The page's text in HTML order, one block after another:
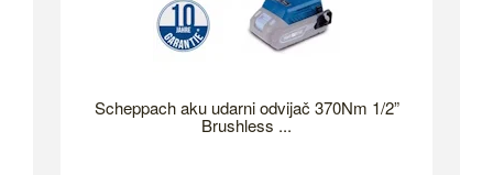
Scheppach aku udarni odvijač 370Nm 1/2”
Brushless ...